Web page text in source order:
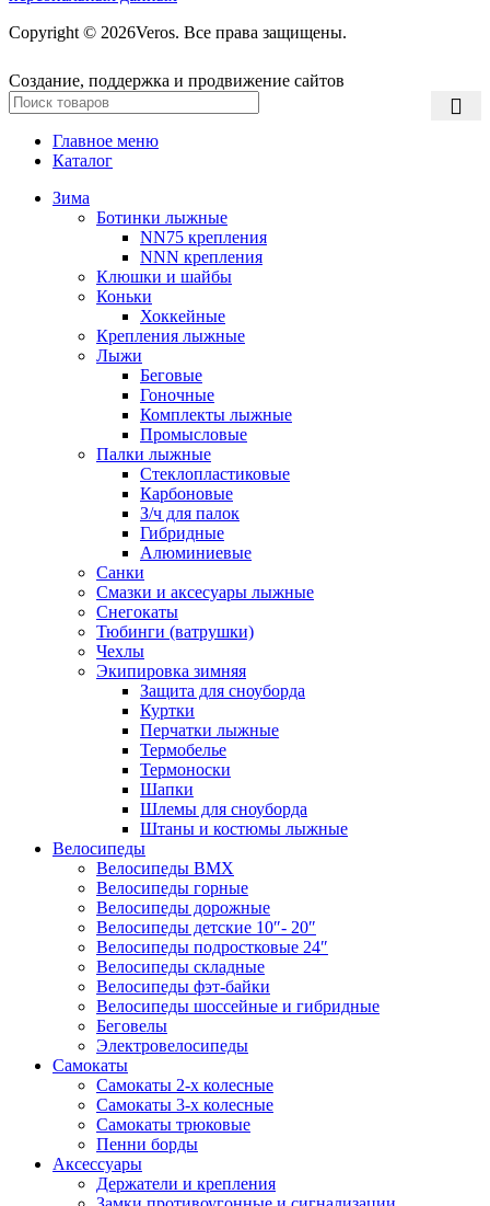
Copyright © 2026Veros. Все права защищены.
Создание, поддержка и продвижение сайтов
Главное меню
Каталог
Зима
Ботинки лыжные
NN75 крепления
NNN крепления
Клюшки и шайбы
Коньки
Хоккейные
Крепления лыжные
Лыжи
Беговые
Гоночные
Комплекты лыжные
Промысловые
Палки лыжные
Стеклопластиковые
Карбоновые
З/ч для палок
Гибридные
Алюминиевые
Санки
Смазки и аксесуары лыжные
Снегокаты
Тюбинги (ватрушки)
Чехлы
Экипировка зимняя
Защита для сноуборда
Куртки
Перчатки лыжные
Термобелье
Термоноски
Шапки
Шлемы для сноуборда
Штаны и костюмы лыжные
Велосипеды
Велосипеды BMX
Велосипеды горные
Велосипеды дорожные
Велосипеды детские 10″- 20″
Велосипеды подростковые 24″
Велосипеды складные
Велосипеды фэт-байки
Велосипеды шоссейные и гибридные
Беговелы
Электровелосипеды
Самокаты
Самокаты 2-х колесные
Самокаты 3-х колесные
Самокаты трюковые
Пенни борды
Аксессуары
Держатели и крепления